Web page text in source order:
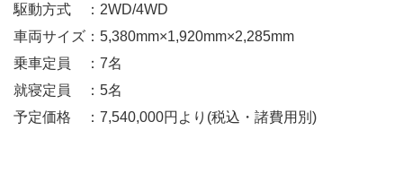
駆動方式 ：2WD/4WD
車両サイズ：5,380mm×1,920mm×2,285mm
乗車定員 ：7名
就寝定員 ：5名
予定価格 ：7,540,000円より(税込・諸費用別)